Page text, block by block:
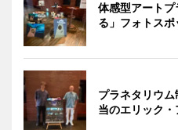
体感型アート
る」フォトスポ
プラネタリウ
当のエリック